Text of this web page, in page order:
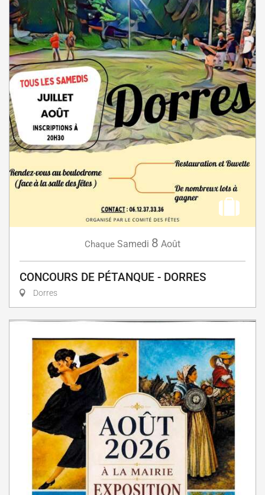
Chaque Samedi 8 Août
CONCOURS DE PÉTANQUE - DORRES
Dorres